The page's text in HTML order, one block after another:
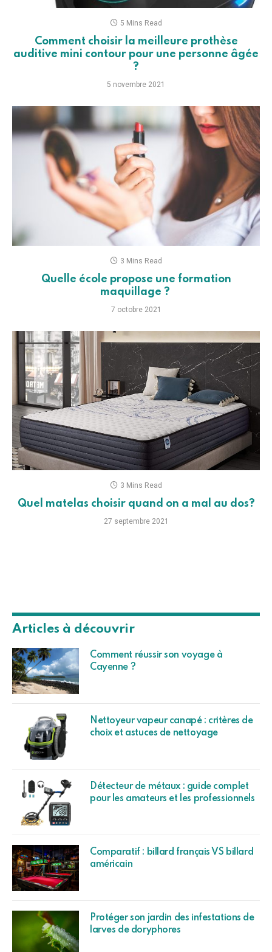
5 Mins Read
Comment choisir la meilleure prothèse
auditive mini contour pour une personne âgée
?
5 novembre 2021
3 Mins Read
Quelle école propose une formation
maquillage ?
7 octobre 2021
3 Mins Read
Quel matelas choisir quand on a mal au dos?
27 septembre 2021
Articles à découvrir
Comment réussir son voyage à
Cayenne ?
Nettoyeur vapeur canapé : critères de
choix et astuces de nettoyage
Détecteur de métaux : guide complet
pour les amateurs et les professionnels
Comparatif : billard français VS billard
américain
Protéger son jardin des infestations de
larves de doryphores